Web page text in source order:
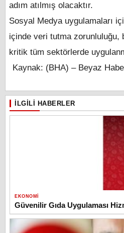
adım atılmış olacaktır.
Sosyal Medya uygulamaları
içinde veri tutma zorunluluğu,
kritik tüm sektörlerde
Kaynak: (BHA) – Beyaz
İLGILI HABERLER
EKONOMI
Güvenilir Gıda Uygulaması